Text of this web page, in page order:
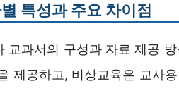
특성과 주요 차이점
교과서의 구성과 자료 제공
제공하고, 비상교육은 교사